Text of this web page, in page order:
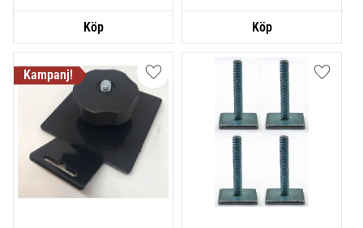
Lägg till i favoriter Lägg